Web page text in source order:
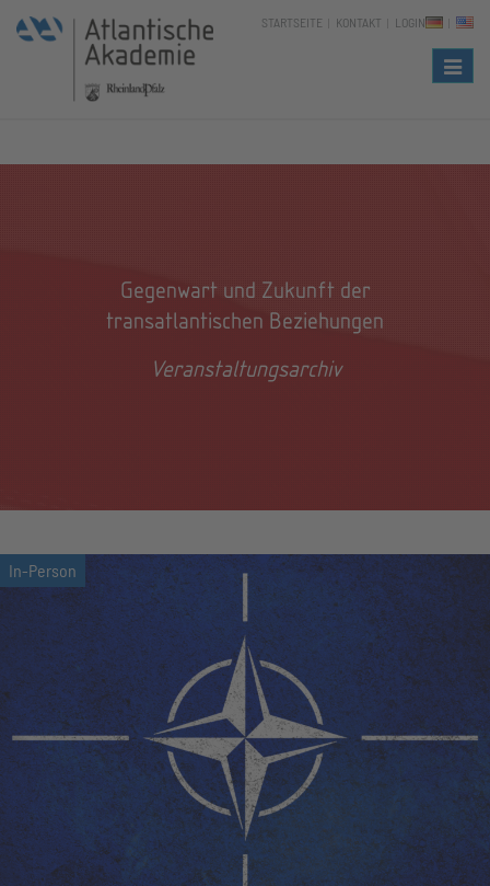
STARTSEITE KONTAKT LOGIN
Gegenwart und Zukunft der
transatlantischen Beziehungen
Veranstaltungsarchiv